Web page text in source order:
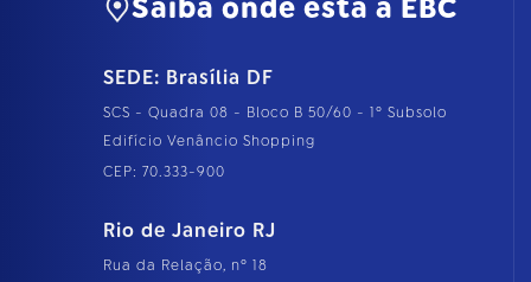
Saiba onde está a EBC
SEDE: Brasília DF
SCS - Quadra 08 - Bloco B 50/60 - 1º Subsolo
Edifício Venâncio Shopping
CEP: 70.333-900
Rio de Janeiro RJ
Rua da Relação, nº 18